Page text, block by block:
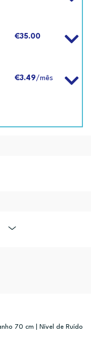
€35.00
€3.49/mês
70 cm | Nível de Ruído